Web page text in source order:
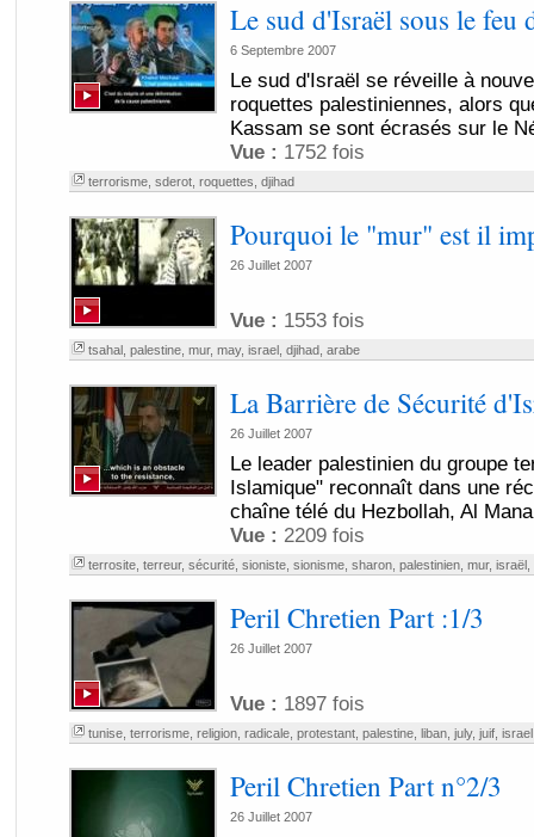
Le sud d'Israël sous le feu
6 Septembre 2007
Le sud d'Israël se réveille à
roquettes palestiniennes, alors
Kassam se sont écrasés sur le
Vue : 1752 fois
terrorisme, sderot, roquettes djihad
Pourquoi le "mur" est il
26 Juillet 2007
Vue : 1553 fois
tsahal, palestine, mur, may, israel, djihad, arabe
La Barrière de Sécurité
26 Juillet 2007
Le leader palestinien du groupe
Islamique" reconnaît dans une
chaîne télé du Hezbollah, Al
Vue : 2209 fois
terrosite, terreur, sécurité, sioniste, sionisme, sharon, palestinien, mur, israël,
Peril Chretien Part :1/3
26 Juillet 2007
Vue : 1897 fois
tunise, terrorisme, religion, radicale, protestant, palestine, liban, july, juif, israel
Peril Chretien Part n°2/3
26 Juillet 2007